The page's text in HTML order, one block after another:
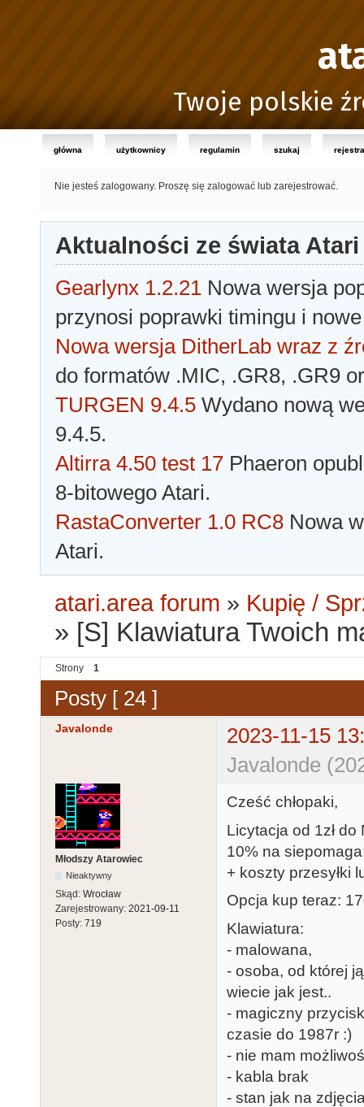
Twoje polskie
główna użytkownicy regulamin szukaj
Nie jesteś zalogowany. Proszę się zalogować lub zarejestrować.
Aktualności ze świata Atari
Gearlynx 1.2.21 Nowa wersja
przynosi poprawki timingu i
Nowa wersja DitherLab wraz z
do formatów .MIC, .GR8, .GR9
TURGEN 9.4.5 Wydano nową
9.4.5.
Altirra 4.50 test 17 Phaeron
8-bitowego Atari.
RastaConverter 1.0 RC8 Nowa
Atari.
atari.area forum » Kupię /
» [S] Klawiatura Twoich
Strony 1
Posty [ 24 ]
Javalonde
2023-11-15
Javalonde
Młodszy Atarowiec
Nieaktywny
Skąd: Wrocław
Zarejestrowany: 2021-09-11
Posty: 719
Cześć chłopaki,
Licytacja od 1zł
10% na
+ koszty przesyłki
Opcja kup teraz:
Klawiatura:
- malowana,
- osoba, od której
wiecie jak jest..
- magiczny
czasie do 1987r :)
- nie mam
- kabla brak
- stan jak na